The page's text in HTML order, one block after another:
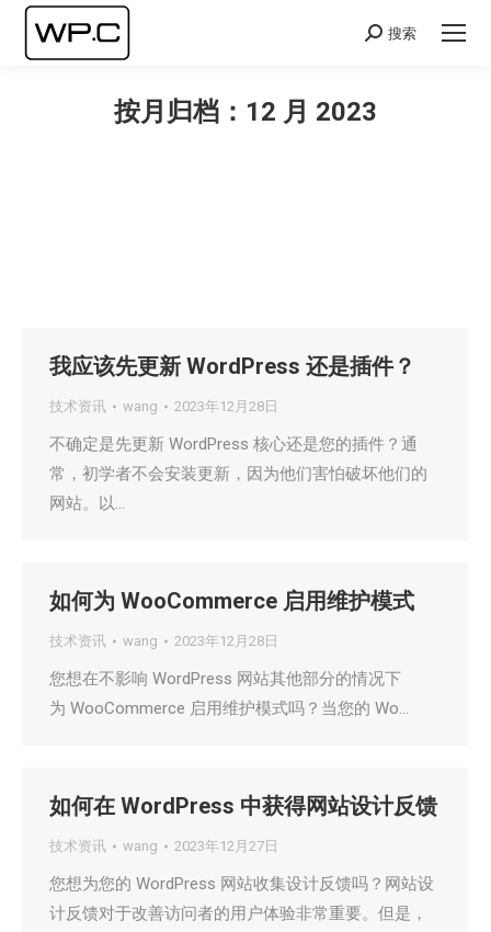
Search:
搜索
按月归档： 12 月 2023
我应该先更新 WordPress 还是插件？
技术资讯 wang 2023年12月28日
不确定是先更新 WordPress 核心还是您的插件？通
常，初学者不会安装更新，因为他们害怕破坏他们的
网站。以…
如何为 WooCommerce 启用维护模式
技术资讯 wang 2023年12月28日
您想在不影响 WordPress 网站其他部分的情况下
为 WooCommerce 启用维护模式吗？当您的 Wo…
如何在 WordPress 中获得网站设计反馈
技术资讯 wang 2023年12月27日
您想为您的 WordPress 网站收集设计反馈吗？网站设
计反馈对于改善访问者的用户体验非常重要。但是，